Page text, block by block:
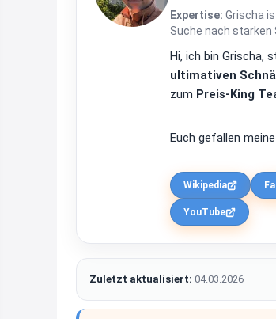
Expertise: Grischa
Suche nach starken
Hi, ich bin Grischa,
ultimativen
zum Preis-King
Euch gefallen
Wikipedia
YouTube
Zuletzt aktualisiert: 04.03.2026